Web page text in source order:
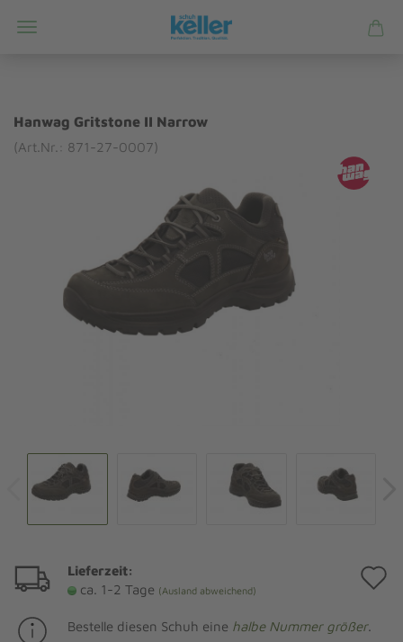
Hanwag Gritstone II Narrow
(Art.Nr.: 871-27-0007)
Lieferzeit:
ca. 1-2 Tage (Ausland abweichend)
Bestelle diesen Schuh eine halbe Nummer größer.